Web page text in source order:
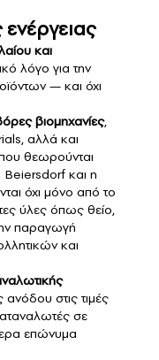
και
λόγο για την
— και όχι
βιομηχανίες,
αλλά και
θεωρούνται
και η
όχι μόνο από το
ύλες όπως θείο,
παραγωγή
και
στις τιμές
σε
επώνυμα